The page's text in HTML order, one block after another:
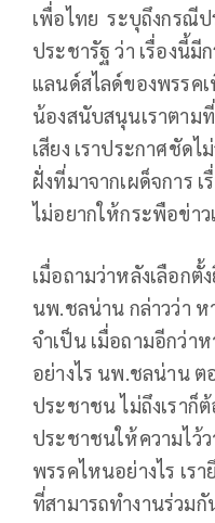
เพื่อไทย ระบุถึงกรณี
ประชารัฐ ว่า เรื่องนี้
แลนด์สไลด์ของพรรค
น้องสนับสนุนเราตาม
เสียง เราประกาศชัด
ฝั่งที่มาจากเผด็จการ
ไม่อยากให้กระพือข่าว
เมื่อถามว่าหลังเลือก
นพ.ชลน่าน กล่าวว่า ห
จำเป็น เมื่อถามอีกว่าห
อย่างไร นพ.ชลน่าน ต
ประชาชน ไม่ถึงเราก็
ประชาชนให้ความไว้ว
พรรคไหนอย่างไร เร
ที่สามารถทำงานร่วมกั